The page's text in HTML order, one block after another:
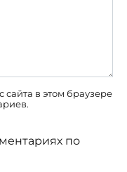
в этом браузере
по